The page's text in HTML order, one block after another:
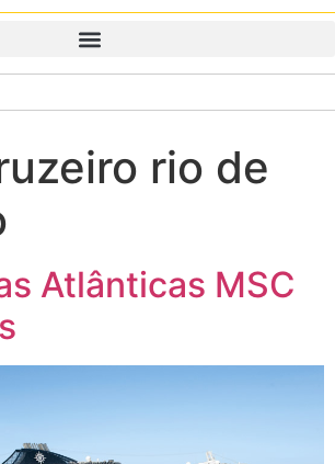
rio de
Atlânticas MSC